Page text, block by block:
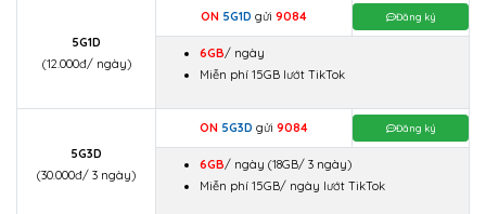
5G1D
(12.000đ/ ngày)
ON 5G1D gửi 9084 Đăng ký
6GB/ ngày
Miễn phí 15GB lướt TikTok
5G3D
(30.000đ/ 3 ngày)
ON 5G3D gửi 9084 Đăng ký
6GB/ ngày (18GB/ 3 ngày)
Miễn phí 15GB/ ngày lướt TikTok